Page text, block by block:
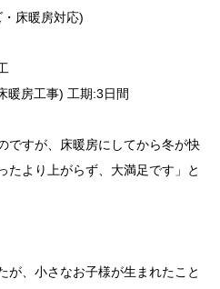
床暖房対応)
暖房工事) 工期:3日間
ですが、床暖房にしてから冬が快
たより上がらず、大満足です」と
が、小さなお子様が生まれたこと